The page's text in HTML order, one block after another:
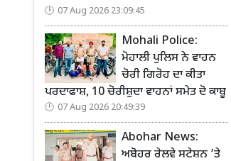
07 Aug 2026 23:09:45
Mohali Police:
ਮੋਹਾਲੀ ਪੁਲਿਸ ਨੇ ਵਾਹਨ
ਚੋਰੀ ਗਿਰੋਹ ਦਾ ਕੀਤਾ
ਪਰਦਾਫਾਸ਼, 10 ਚੋਰੀਸ਼ੁਦਾ ਵਾਹਨਾਂ ਸਮੇਤ ਦੋ ਕਾਬੂ
07 Aug 2026 20:49:39
Abohar News:
ਅਬੋਹਰ ਰੇਲਵੇ ਸਟੇਸ਼ਨ ’ਤੇ